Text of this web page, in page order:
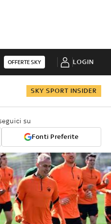
OFFERTE SKY LOGIN
SKY SPORT INSIDER
su
Fonti Preferite